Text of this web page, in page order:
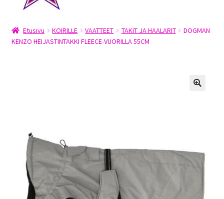
Oma tili
OnnenTaisto
Tietosuojaseloste
Toimitusehdot
Etusivu KOIRILLE VAATTEET TAKIT JA HAALARIT
DOGMAN
KENZO HEIJASTINTAKKI FLEECE-VUORILLA 55CM